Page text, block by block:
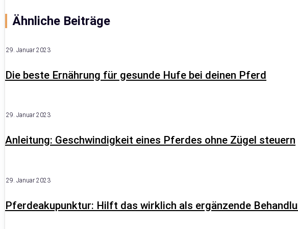
Ähnliche Beiträge
Die beste Ernährung für gesunde Hufe bei deinen Pferd
29. Januar 2023
Anleitung: Geschwindigkeit eines Pferdes ohne Zügel steuern
29. Januar 2023
Pferdeakupunktur: Hilft das wirklich als ergänzende
29. Januar 2023